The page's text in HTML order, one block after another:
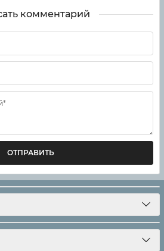
комментарий
ОТПРАВИТЬ